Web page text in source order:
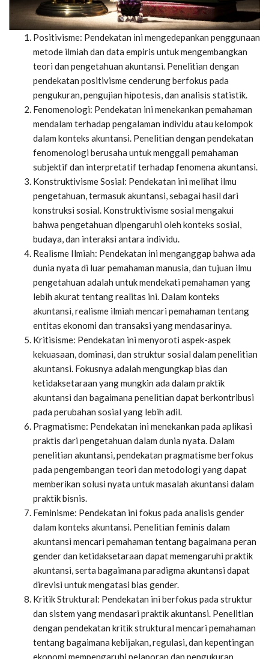
Positivisme: Pendekatan ini mengedepankan penggunaan
metode ilmiah dan data empiris untuk mengembangkan
teori dan pengetahuan akuntansi. Penelitian dengan
pendekatan positivisme cenderung berfokus pada
pengukuran, pengujian hipotesis, dan analisis statistik.
Fenomenologi: Pendekatan ini menekankan pemahaman
mendalam terhadap pengalaman individu atau kelompok
dalam konteks akuntansi. Penelitian dengan pendekatan
fenomenologi berusaha untuk menggali pemahaman
subjektif dan interpretatif terhadap fenomena akuntansi.
Konstruktivisme Sosial: Pendekatan ini melihat ilmu
pengetahuan, termasuk akuntansi, sebagai hasil dari
konstruksi sosial. Konstruktivisme sosial mengakui
bahwa pengetahuan dipengaruhi oleh konteks sosial,
budaya, dan interaksi antara individu.
Realisme Ilmiah: Pendekatan ini menganggap bahwa ada
dunia nyata di luar pemahaman manusia, dan tujuan ilmu
pengetahuan adalah untuk mendekati pemahaman yang
lebih akurat tentang realitas ini. Dalam konteks
akuntansi, realisme ilmiah mencari pemahaman tentang
entitas ekonomi dan transaksi yang mendasarinya.
Kritisisme: Pendekatan ini menyoroti aspek-aspek
kekuasaan, dominasi, dan struktur sosial dalam penelitian
akuntansi. Fokusnya adalah mengungkap bias dan
ketidaksetaraan yang mungkin ada dalam praktik
akuntansi dan bagaimana penelitian dapat berkontribusi
pada perubahan sosial yang lebih adil.
Pragmatisme: Pendekatan ini menekankan pada aplikasi
praktis dari pengetahuan dalam dunia nyata. Dalam
penelitian akuntansi, pendekatan pragmatisme berfokus
pada pengembangan teori dan metodologi yang dapat
memberikan solusi nyata untuk masalah akuntansi dalam
praktik bisnis.
Feminisme: Pendekatan ini fokus pada analisis gender
dalam konteks akuntansi. Penelitian feminis dalam
akuntansi mencari pemahaman tentang bagaimana peran
gender dan ketidaksetaraan dapat memengaruhi praktik
akuntansi, serta bagaimana paradigma akuntansi dapat
direvisi untuk mengatasi bias gender.
Kritik Struktural: Pendekatan ini berfokus pada struktur
dan sistem yang mendasari praktik akuntansi. Penelitian
dengan pendekatan kritik struktural mencari pemahaman
tentang bagaimana kebijakan, regulasi, dan kepentingan
ekonomi mempengaruhi pelaporan dan pengukuran